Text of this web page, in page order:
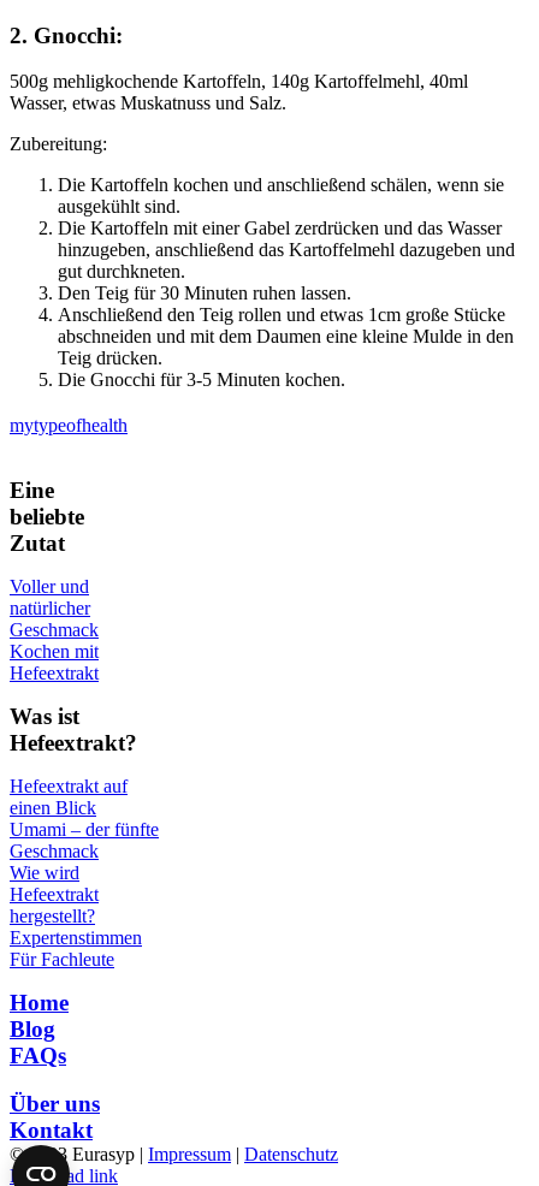
2. Gnocchi:
500g mehligkochende Kartoffeln, 140g Kartoffelmehl, 40ml
Wasser, etwas Muskatnuss und Salz.
Zubereitung:
Die Kartoffeln kochen und anschließend schälen, wenn sie
ausgekühlt sind.
Die Kartoffeln mit einer Gabel zerdrücken und das Wasser
hinzugeben, anschließend das Kartoffelmehl dazugeben und
gut durchkneten.
Den Teig für 30 Minuten ruhen lassen.
Anschließend den Teig rollen und etwas 1cm große Stücke
abschneiden und mit dem Daumen eine kleine Mulde in den
Teig drücken.
Die Gnocchi für 3-5 Minuten kochen.
mytypeofhealth
Eine
beliebte
Zutat
Voller und
natürlicher
Geschmack
Kochen mit
Hefeextrakt
Was ist
Hefeextrakt?
Hefeextrakt auf
einen Blick
Umami – der fünfte
Geschmack
Wie wird
Hefeextrakt
hergestellt?
Expertenstimmen
Für Fachleute
Home
Blog
FAQs
Über uns
Kontakt
© 2023 Eurasyp | Impressum | Datenschutz
Page load link